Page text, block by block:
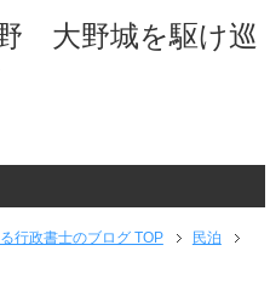
大野城を駆け巡
政書士のブログ TOP
民泊